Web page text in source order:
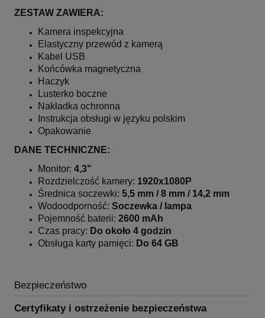
ZESTAW ZAWIERA:
Kamera inspekcyjna
Elastyczny przewód z kamerą
Kabel USB
Końcówka magnetyczna
Haczyk
Lusterko boczne
Nakładka ochronna
Instrukcja obsługi w języku polskim
Opakowanie
DANE TECHNICZNE:
Monitor: 4,3"
Rozdzielczość kamery: 1920x1080P
Średnica soczewki: 5,5 mm / 8 mm / 14,2 mm
Wodoodporność: Soczewka / lampa
Pojemność baterii: 2600 mAh
Czas pracy: Do około 4 godzin
Obsługa karty pamięci: Do 64 GB
Bezpieczeństwo
Certyfikaty i ostrzeżenie bezpieczeństwa